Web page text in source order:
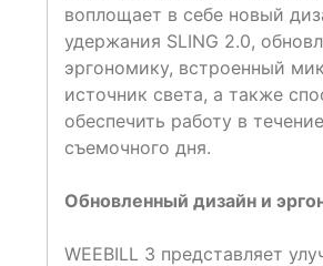
воплощает в себе новый
удержания SLING 2.0,
эргономику, встроенный
источник света, а также
обеспечить работу в
съемочного дня.
Обновленный дизайн и
WEEBILL 3 представляет